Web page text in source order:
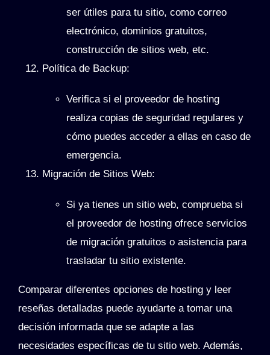
ser útiles para tu sitio, como correo
electrónico, dominios gratuitos,
construcción de sitios web, etc.
Política de Backup:
Verifica si el proveedor de hosting
realiza copias de seguridad regulares y
cómo puedes acceder a ellas en caso de
emergencia.
Migración de Sitios Web:
Si ya tienes un sitio web, comprueba si
el proveedor de hosting ofrece servicios
de migración gratuitos o asistencia para
trasladar tu sitio existente.
Comparar diferentes opciones de hosting y leer
reseñas detalladas puede ayudarte a tomar una
decisión informada que se adapte a las
necesidades específicas de tu sitio web. Además,